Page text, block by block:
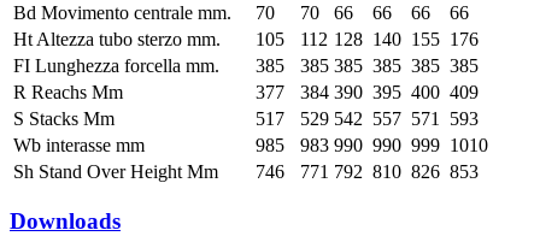
Bd Movimento centrale mm.
70 70 66 66 66
66
Ht Altezza tubo sterzo mm.
105 112 128 140 155 176
FI Lunghezza forcella mm.
385 385 385 385 385 385
R Reachs Mm
377 384 390 395 400 409
S Stacks Mm
517 529 542 557 571
593
Wb interasse mm
985 983 990 990 999 1010
Sh Stand Over Height Mm
746 771 792 810 826 853
Downloads